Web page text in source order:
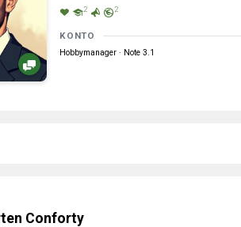
2 2
KONTO
Hobbymanager · Note 3.1
Conforty